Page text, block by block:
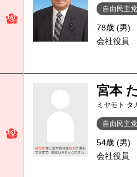
自由民主党
78歳 (男)
会社役員
宮本
ミヤモト タ
自由民主党
54歳 (男)
会社役員